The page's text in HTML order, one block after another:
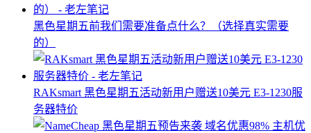
黑色星期五前我们需要准备点什么？（选择真实需要
的）
RAKsmart 黑色星期五活动新用户赠送10美元 E3-1230服
务器特价